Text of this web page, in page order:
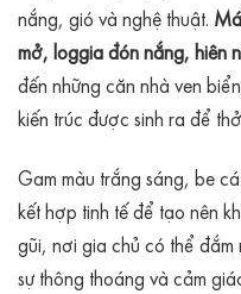
nắng, gió và nghệ thuật.
mở, loggia đón nắng, hiên
đến những căn nhà ven
kiến trúc được sinh ra để
Gam màu trắng sáng, be
kết hợp tinh tế để tạo nên
gũi, nơi gia chủ có thể đắm
sự thông thoáng và cảm